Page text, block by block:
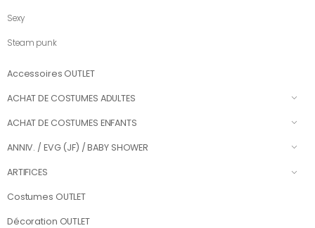
Sexy
Steam punk
Accessoires OUTLET
ACHAT DE COSTUMES ADULTES
ACHAT DE COSTUMES ENFANTS
ANNIV. / EVG (JF) / BABY SHOWER
ARTIFICES
Costumes OUTLET
Décoration OUTLET